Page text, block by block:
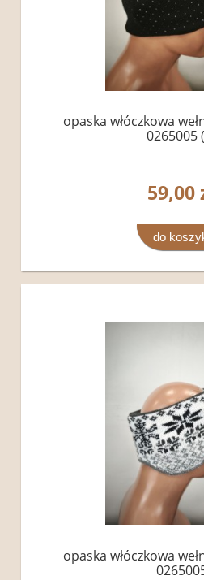
opaska włóczkowa
0265005
59,00
do
opaska włóczkowa